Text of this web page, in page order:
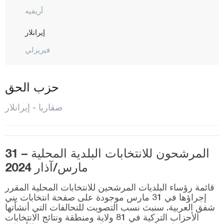
أريفيه
إيرانلار
فيريزلي
هينديك
كارابوشريك
كاينارجا
كوجاعلي
باموك أوفا
صبانجا
سارديفان
حزب الحق
صقاريا - إيرانلار
المرشحون للانتخابات البلدية المحلية – 31
مارس/آذار 2024
قائمة رؤساء البلديات المرشحين للانتخابات المحلية المقرر
إجراؤها في 31 مارس موجودة على صفحة انتخابات يني
شفق العربية. سنبث نسب التصويت للتحالفات التي أنشأتها
الأحزاب التركية في 81 ولاية ومنطقة ونتائج الانتخابات